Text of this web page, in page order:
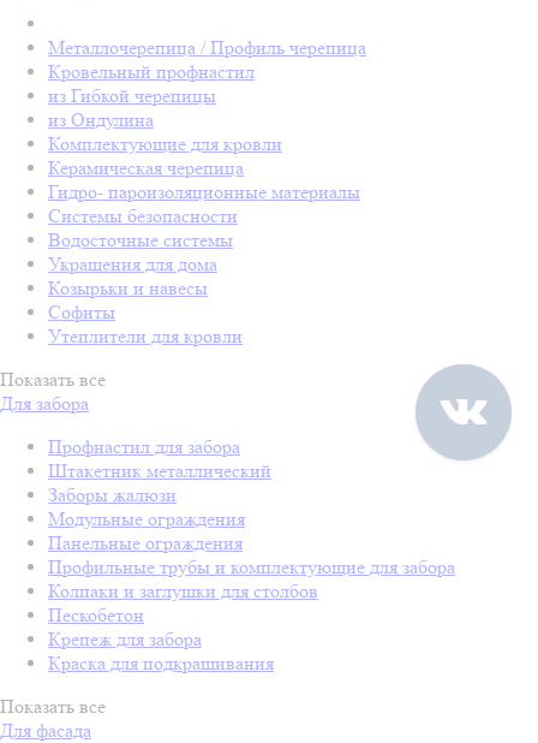
Металлочерепица / Профиль черепица
Кровельный профнастил
из Гибкой черепицы
из Ондулина
Комплектующие для кровли
Керамическая черепица
Гидро- пароизоляционные материалы
Системы безопасности
Водосточные системы
Украшения для дома
Козырьки и навесы
Софиты
Утеплители для кровли
Показать все
Для забора
Профнастил для забора
Штакетник металлический
Заборы жалюзи
Модульные ограждения
Панельные ограждения
Профильные трубы и комплектующие для забора
Колпаки и заглушки для столбов
Пескобетон
Крепеж для забора
Краска для подкрашивания
Показать все
Для фасада